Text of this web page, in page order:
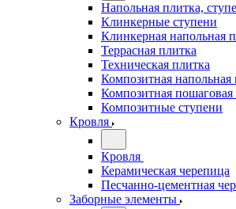
Напольная плитка,
Клинкерные ступени
Клинкерная напольная
Террасная плитка
Техническая плитка
Композитная напольная
Композитная пошаговая
Композитные ступени
Кровля
Кровля
Керамическая черепица
Песчанно-цементная
Заборные элементы